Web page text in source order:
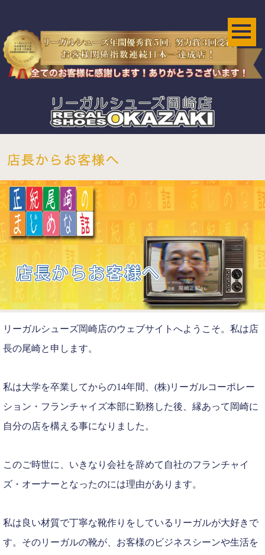
リーガルシューズ岡崎店のウェブサイトへようこそ。私は店
長の尾崎と申します。
私は大学を卒業してからの14年間、(株)リーガルコーポレー
ション・フランチャイズ本部に勤務した後、縁あって岡崎に
自分の店を構える事になりました。
このご時世に、いきなり会社を辞めて自社のフランチャイ
ズ・オーナーとなったのには理由があります。
私は良い材質で丁寧な靴作りをしているリーガルが大好きで
す。そのリーガルの靴が、お客様のビジネスシーンや生活を